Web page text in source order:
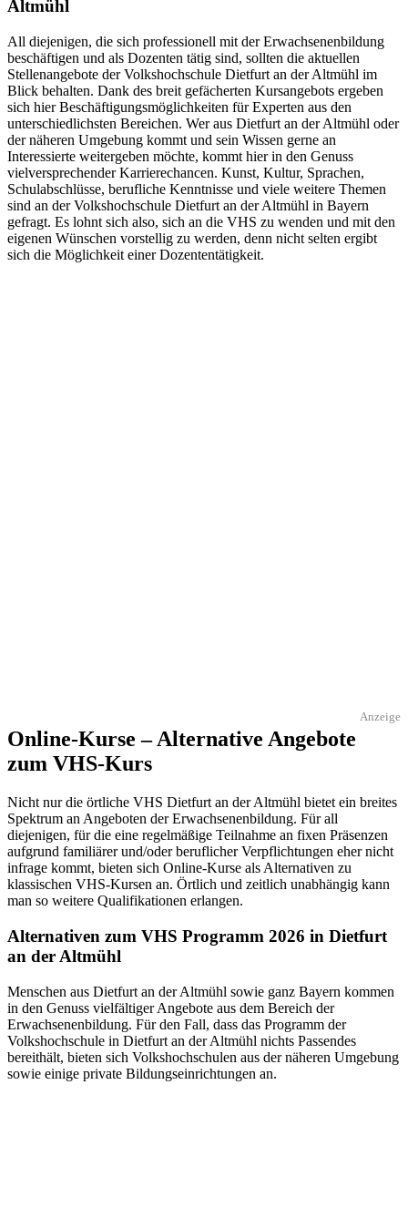
Altmühl
All diejenigen, die sich professionell mit der Erwachsenenbildung
beschäftigen und als Dozenten tätig sind, sollten die aktuellen
Stellenangebote der Volkshochschule Dietfurt an der Altmühl im
Blick behalten. Dank des breit gefächerten Kursangebots ergeben
sich hier Beschäftigungsmöglichkeiten für Experten aus den
unterschiedlichsten Bereichen. Wer aus Dietfurt an der Altmühl oder
der näheren Umgebung kommt und sein Wissen gerne an
Interessierte weitergeben möchte, kommt hier in den Genuss
vielversprechender Karrierechancen. Kunst, Kultur, Sprachen,
Schulabschlüsse, berufliche Kenntnisse und viele weitere Themen
sind an der Volkshochschule Dietfurt an der Altmühl in Bayern
gefragt. Es lohnt sich also, sich an die VHS zu wenden und mit den
eigenen Wünschen vorstellig zu werden, denn nicht selten ergibt
sich die Möglichkeit einer Dozententätigkeit.
Anzeige
Online-Kurse – Alternative Angebote
zum VHS-Kurs
Nicht nur die örtliche VHS Dietfurt an der Altmühl bietet ein breites
Spektrum an Angeboten der Erwachsenenbildung. Für all
diejenigen, für die eine regelmäßige Teilnahme an fixen Präsenzen
aufgrund familiärer und/oder beruflicher Verpflichtungen eher nicht
infrage kommt, bieten sich Online-Kurse als Alternativen zu
klassischen VHS-Kursen an. Örtlich und zeitlich unabhängig kann
man so weitere Qualifikationen erlangen.
Alternativen zum VHS Programm 2026 in Dietfurt
an der Altmühl
Menschen aus Dietfurt an der Altmühl sowie ganz Bayern kommen
in den Genuss vielfältiger Angebote aus dem Bereich der
Erwachsenenbildung. Für den Fall, dass das Programm der
Volkshochschule in Dietfurt an der Altmühl nichts Passendes
bereithält, bieten sich Volkshochschulen aus der näheren Umgebung
sowie einige private Bildungseinrichtungen an.